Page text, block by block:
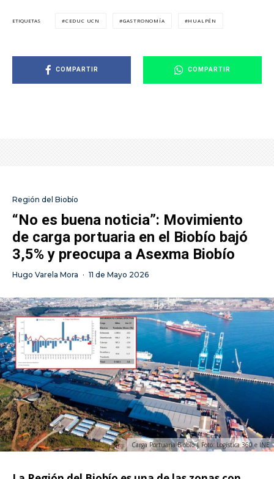
ETIQUETAS CEDUC UCN GASTRONOMÍA HUALPÉN
COMPARTIR COMPARTIR
Región del Biobío
“No es buena noticia”: Movimiento
de carga portuaria en el Biobío bajó
3,5% y preocupa a Asexma Biobío
Hugo Varela Mora · 11 de Mayo 2026
Carga Portuaria Biobío | Foto: Logística 360 e INE